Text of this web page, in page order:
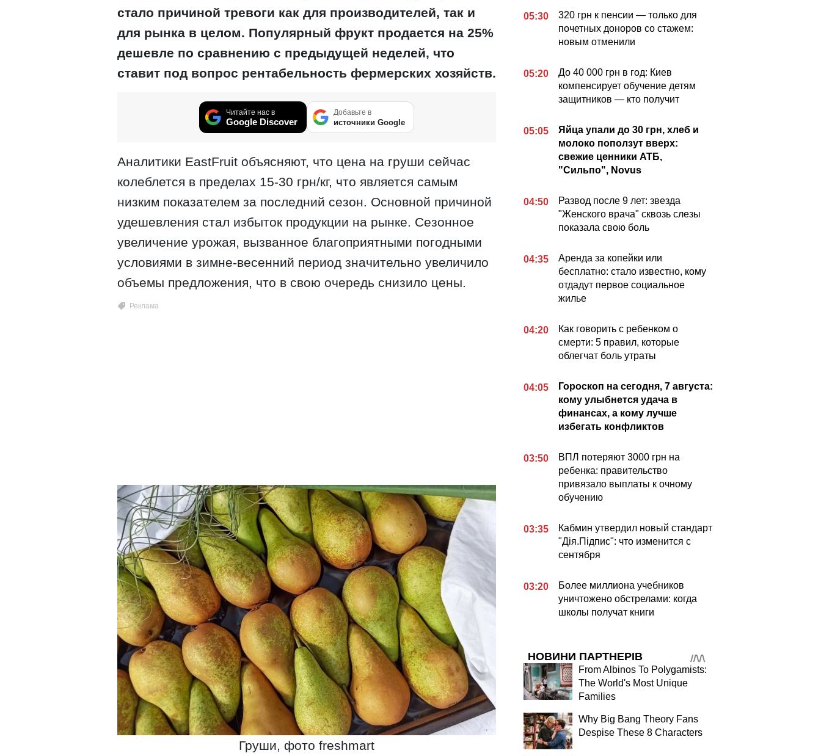
стало причиной тревоги как для производителей, так и
для рынка в целом. Популярный фрукт продается на 25%
дешевле по сравнению с предыдущей неделей, что
ставит под вопрос рентабельность фермерских хозяйств.
Читайте нас в
Google Discover
Добавьте в
источники Google
Аналитики EastFruit объясняют, что цена на груши сейчас
колеблется в пределах 15-30 грн/кг, что является самым
низким показателем за последний сезон. Основной причиной
удешевления стал избыток продукции на рынке. Сезонное
увеличение урожая, вызванное благоприятными погодными
условиями в зимне-весенний период значительно увеличило
объемы предложения, что в свою очередь снизило цены.
Груши, фото freshmart
05:30
320 грн к пенсии — только для
почетных доноров со стажем:
новым отменили
05:20
До 40 000 грн в год: Киев
компенсирует обучение детям
защитников — кто получит
05:05
Яйца упали до 30 грн, хлеб и
молоко поползут вверх:
свежие ценники АТБ,
"Сильпо", Novus
04:50
Развод после 9 лет: звезда
"Женского врача" сквозь слезы
показала свою боль
04:35
Аренда за копейки или
бесплатно: стало известно, кому
отдадут первое социальное
жилье
04:20
Как говорить с ребенком о
смерти: 5 правил, которые
облегчат боль утраты
04:05
Гороскоп на сегодня, 7 августа:
кому улыбнется удача в
финансах, а кому лучше
избегать конфликтов
03:50
ВПЛ потеряют 3000 грн на
ребенка: правительство
привязало выплаты к очному
обучению
03:35
Кабмин утвердил новый стандарт
"Дія.Підпис": что изменится с
сентября
03:20
Более миллиона учебников
уничтожено обстрелами: когда
школы получат книги
НОВИНИ ПАРТНЕРІВ
From Albinos To Polygamists:
The World's Most Unique
Families
Why Big Bang Theory Fans
Despise These 8 Characters